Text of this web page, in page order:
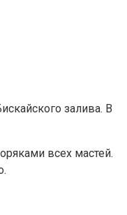
залива. В
всех мастей.